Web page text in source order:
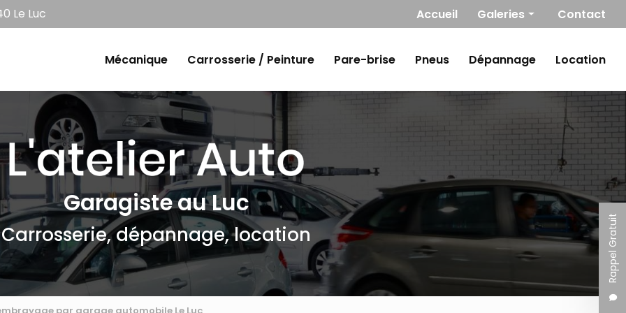
Le Luc Navigation secondaire
Accueil Galeries
Carrosserie / Peinture
Pare-brise
Dépannage
Location
Contact
Rappel Gratuit
Mécanique
Carrosserie / Peinture Pare-brise Pneus Dépannage Location
Garagiste au Luc
Carrosserie, dépannage, location